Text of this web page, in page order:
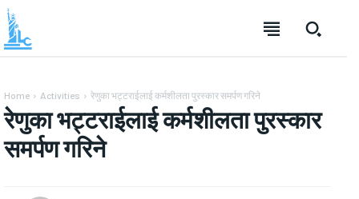
Home Activities रेणुका भट्टराईलाई कर्मशीलता पुरस्कार समर्पण गरिने
रेणुका भट्टराईलाई कर्मशीलता पुरस्कार
समर्पण गरिने